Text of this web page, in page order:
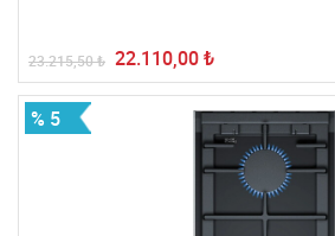
23.215,50₺ 22.110,00 ₺
% 5